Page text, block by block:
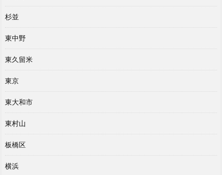
杉並
東中野
東久留米
東京
東大和市
東村山
板橋区
横浜